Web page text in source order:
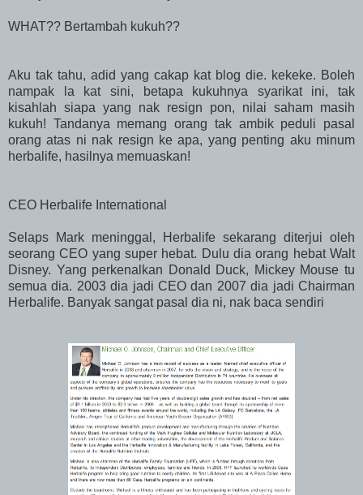
WHAT?? Bertambah kukuh??
Aku tak tahu, adid yang cakap kat blog die. kekeke. Boleh
nampak la kat sini, betapa kukuhnya syarikat ini, tak
kisahlah siapa yang nak resign pon, nilai saham masih
kukuh! Tandanya memang orang tak ambik peduli pasal
orang atas ni nak resign ke apa, yang penting aku minum
herbalife, hasilnya memuaskan!
CEO Herbalife International
Selaps Mark meninggal, Herbalife sekarang diterjui oleh
seorang CEO yang super hebat. Dulu dia orang hebat Walt
Disney. Yang perkenalkan Donald Duck, Mickey Mouse tu
semua dia. 2003 dia jadi CEO dan 2007 dia jadi Chairman
Herbalife. Banyak sangat pasal dia ni, nak baca sendiri